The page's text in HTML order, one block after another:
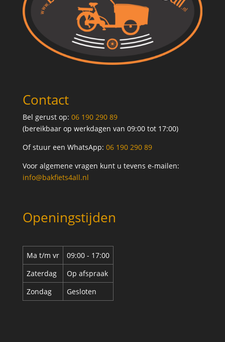
Contact
Bel gerust op: 06 190 290 89
(bereikbaar op werkdagen van 09:00 tot 17:00)
Of stuur een WhatsApp: 06 190 290 89
Voor algemene vragen kunt u tevens e-mailen:
info@bakfiets4all.nl
Openingstijden
Ma t/m vr
09:00 - 17:00
Zaterdag
Op afspraak
Zondag
Gesloten